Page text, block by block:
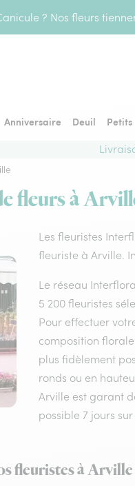
? Nos fleurs
Anniversaire Deuil Petits
fleurs à
Les fleuristes
fleuriste à Arville.
Le réseau
5 200 fleuristes
Pour effectuer
composition
plus fidèlement
ronds ou en
Arville est garant
possible 7 jours
fleuristes à